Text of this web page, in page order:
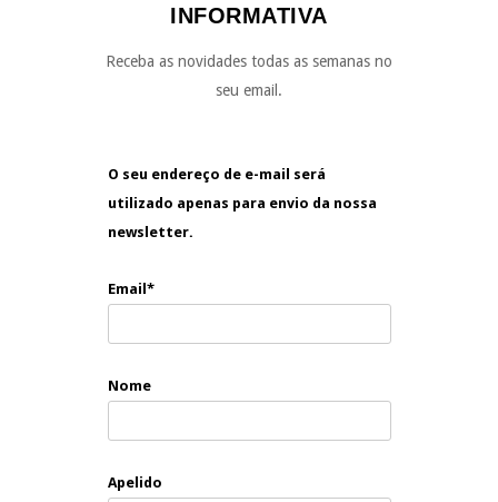
INFORMATIVA
Receba as novidades todas as semanas no
seu email.
O seu endereço de e-mail será
utilizado apenas para envio da nossa
newsletter.
Email*
Nome
Apelido